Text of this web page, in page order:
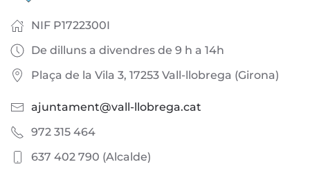
NIF P1722300I
De dilluns a divendres de 9 h a 14h
Plaça de la Vila 3, 17253 Vall-llobrega (Girona)
ajuntament@vall-llobrega.cat
972 315 464
637 402 790 (Alcalde)